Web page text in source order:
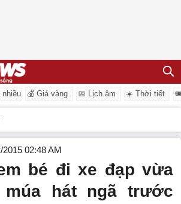
nhiều 💰 Giá vàng 📅 Lịch âm ☀️ Thời tiết
02:48 AM
bé đi xe đạp vừa
hát ngã trước